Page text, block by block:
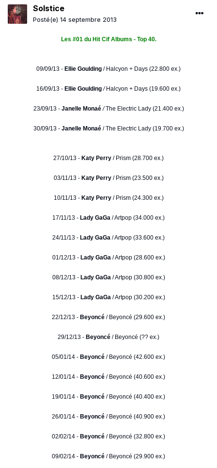
Solstice
Posté(e) 14 septembre 2013
Les #01 du Hit Cif Albums - Top 40.
09/09/13 - Ellie Goulding / Halcyon + Days (22.800 ex.)
16/09/13 - Ellie Goulding /Halcyon + Days (19.600 ex.)
23/09/13 - Janelle Monaé /The Electric Lady (21.400 ex.)
30/09/13 - Janelle Monaé/ The Electric Lady (19.700 ex.)
27/10/13 - Katy Perry / Prism (28.700 ex.)
03/11/13 - Katy Perry/ Prism (23.500 ex.)
10/11/13 - Katy Perry/ Prism (24.300 ex.)
17/11/13 - Lady GaGa / Artpop (34.000 ex.)
24/11/13 - Lady GaGa / Artpop (33.600 ex.)
01/12/13 - Lady GaGa/ Artpop (28.600 ex.)
08/12/13 - Lady GaGa/ Artpop (30.800 ex.)
15/12/13 - Lady GaGa/ Artpop (30.200 ex.)
22/12/13 - Beyoncé / Beyoncé (29.600 ex.)
29/12/13 - Beyoncé / Beyoncé (?? ex.)
05/01/14 - Beyoncé / Beyoncé (42.600 ex.)
12/01/14 - Beyoncé / Beyoncé (40.600 ex.)
19/01/14 - Beyoncé / Beyoncé (40.400 ex.)
26/01/14 - Beyoncé / Beyoncé (40.900 ex.)
02/02/14 - Beyoncé / Beyoncé (32.800 ex.)
09/02/14 - Beyoncé / Beyoncé (29.900 ex.)